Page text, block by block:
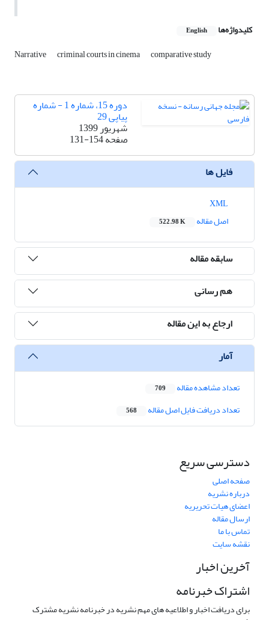
کلیدواژه‌ها English
Narrative criminal courts in cinema comparative study
دوره 15، شماره 1 - شماره
پیاپی 29
شهریور 1399
صفحه131-154
فایل ها
اصل مقاله
522.98 K
سابقه مقاله
هم رسانی
ارجاع به این مقاله
آمار
تعداد مشاهده مقاله 709
تعداد دریافت فایل اصل مقاله 568
دسترسی سریع
صفحه اصلی
درباره نشریه
اعضای هیات تحریریه
ارسال مقاله
تماس با ما
نقشه سایت
آخرین اخبار
اشتراک خبرنامه
برای دریافت اخبار و اطلاعیه های مهم نشریه در خبرنامه نشریه مشترک